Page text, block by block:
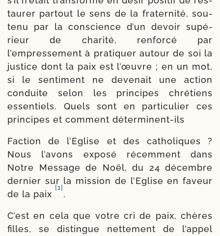
tau­rer par­tout le sens de la frater­nité, sou­
te­nu par la conscience d’un devoir supé­
rieur de cha­ri­té, ren­for­cé par
l’empressement à pra­ti­quer autour de soi la
jus­tice dont la paix est l’œuvre ; en un mot,
si le sen­ti­ment ne deve­nait une action
conduite selon les prin­cipes chré­tiens
essen­tiels. Quels sont en par­ti­cu­lier ces
prin­cipes et com­ment déterminent-ils
Faction de l’Eglise et des catho­liques ?
Nous l’a­vons expo­sé récem­ment dans
Notre Message de Noël, du 24 décembre
der­nier sur la mis­sion de l’Eglise en faveur
de la paix
[1]
.
C’est en cela que votre cri de paix, chères
filles, se dis­tingue net­te­ment de l’ap­pel